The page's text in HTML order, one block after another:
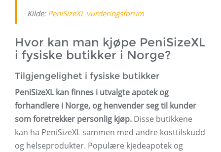
Kilde: PeniSizeXL vurderingsforum
Hvor kan man kjøpe PeniSizeXL
i fysiske butikker i Norge?
Tilgjengelighet i fysiske butikker
PeniSizeXL kan finnes i utvalgte apotek og
forhandlere i Norge, og henvender seg til kunder
som foretrekker personlig kjøp. Disse butikkene
kan ha PeniSizeXL sammen med andre kosttilskudd
og helseprodukter. Populære kjedeapotek og